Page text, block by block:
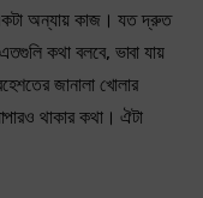
অন্যায় কাজ। যত দ্রুত
কথা বলবে, ভাবা যায়
জানালা খোলার
থাকার কথা। ঐটা